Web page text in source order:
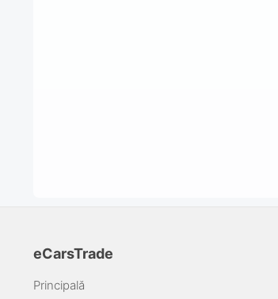
eCarsTrade
Principală